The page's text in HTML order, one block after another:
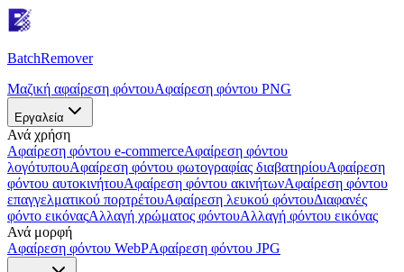
BatchRemover
Μαζική αφαίρεση φόντουΑφαίρεση φόντου PNG
Εργαλεία
Ανά χρήση
Αφαίρεση φόντου e-commerceΑφαίρεση φόντου
λογότυπουΑφαίρεση φόντου φωτογραφίας διαβατηρίουΑφαίρεση
φόντου αυτοκινήτουΑφαίρεση φόντου ακινήτωνΑφαίρεση φόντου
επαγγελματικού πορτρέτουΑφαίρεση λευκού φόντουΔιαφανές
φόντο εικόναςΑλλαγή χρώματος φόντουΑλλαγή φόντου εικόνας
Ανά μορφή
Αφαίρεση φόντου WebPΑφαίρεση φόντου JPG